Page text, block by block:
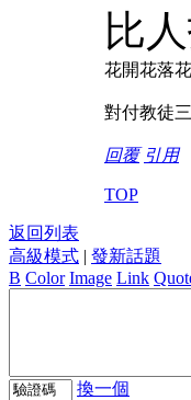
比
花開花落
對付教徒
回覆 引用
TOP
返回列表
高級模式 | 發新話題
B Color Image Link
換一個